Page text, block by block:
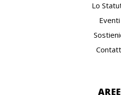
Lo
Eventi
AREE